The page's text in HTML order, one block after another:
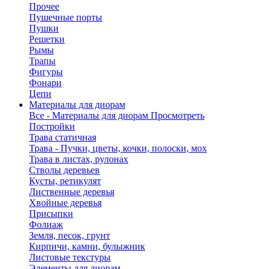
Прочее
Пушечные порты
Пушки
Решетки
Рымы
Трапы
Фигуры
Фонари
Цепи
Материалы для диорам
Все - Материалы для диорам Просмотреть
Постройки
Трава статичная
Трава - Пучки, цветы, кочки, полоски, мох
Трава в листах, рулонах
Стволы деревьев
Кусты, ретикулят
Лиственные деревья
Хвойные деревья
Присыпки
Фолиаж
Земля, песок, грунт
Кирпичи, камни, булыжник
Листовые текстуры